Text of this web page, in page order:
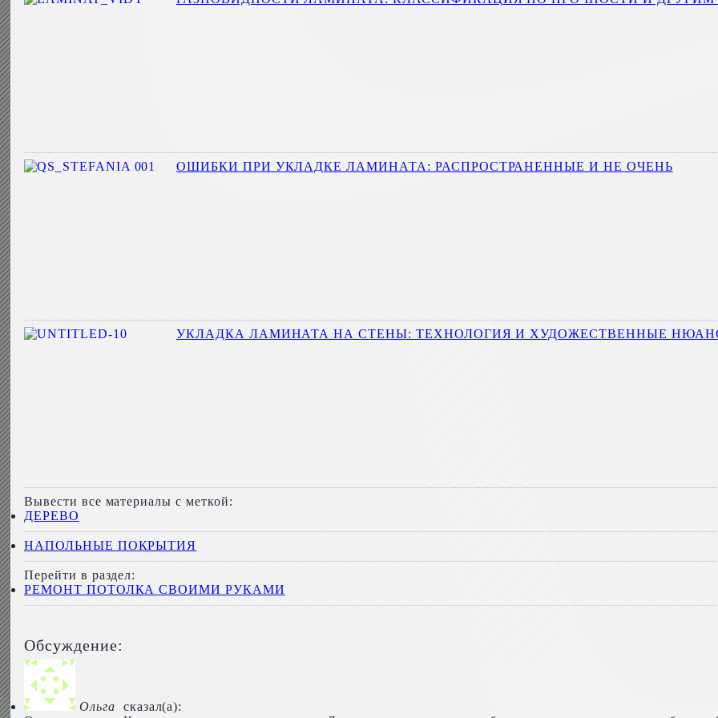
ОШИБКИ ПРИ УКЛАДКЕ ЛАМИНАТА: РАСПРОСТРАНЕННЫЕ И НЕ ОЧЕНЬ
УКЛАДКА ЛАМИНАТА НА СТЕНЫ: ТЕХНОЛОГИЯ И ХУДОЖЕСТВЕННЫЕ
Вывести все материалы с меткой:
ДЕРЕВО
НАПОЛЬНЫЕ ПОКРЫТИЯ
Перейти в раздел:
РЕМОНТ ПОТОЛКА СВОИМИ РУКАМИ
Обсуждение:
Ольга
сказал(а):